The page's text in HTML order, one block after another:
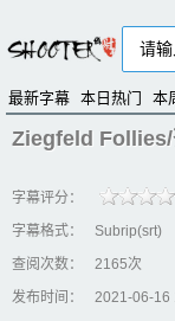
最新字幕 本日热门 本
Ziegfeld
字幕评分：
字幕格式：
Subrip(srt)
查阅次数：
2165次
发布时间：
2021-06-16